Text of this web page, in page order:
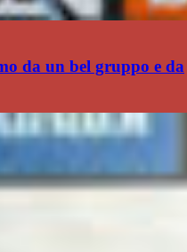
da un bel gruppo e da